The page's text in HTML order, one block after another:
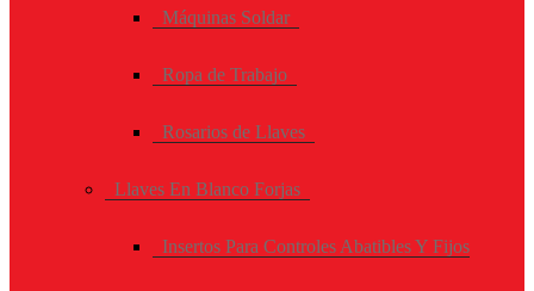
Máquinas Soldar
Ropa de Trabajo
Rosarios de Llaves
Llaves En Blanco Forjas
Insertos Para Controles Abatibles Y Fijos